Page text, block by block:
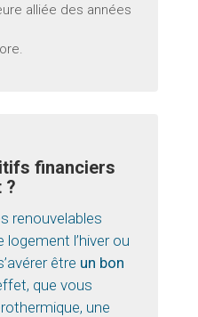
alliée des années
financiers
?
renouvelables
l’hiver ou
être un bon
effet, que vous
une